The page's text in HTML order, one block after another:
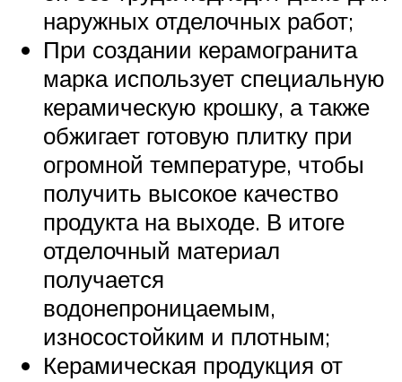
наружных отделочных работ;
При создании керамогранита
марка использует специальную
керамическую крошку, а также
обжигает готовую плитку при
огромной температуре, чтобы
получить высокое качество
продукта на выходе. В итоге
отделочный материал
получается
водонепроницаемым,
износостойким и плотным;
Керамическая продукция от